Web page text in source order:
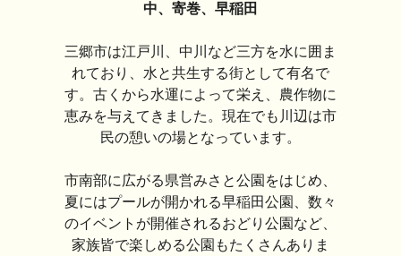
中、寄巻、早稲田
三郷市は江戸川、中川など三方を水に囲ま
れており、水と共生する街として有名で
す。古くから水運によって栄え、農作物に
恵みを与えてきました。現在でも川辺は市
民の憩いの場となっています。
市南部に広がる県営みさと公園をはじめ、
夏にはプールが開かれる早稲田公園、数々
のイベントが開催されるおどり公園など、
家族皆で楽しめる公園もたくさんありま